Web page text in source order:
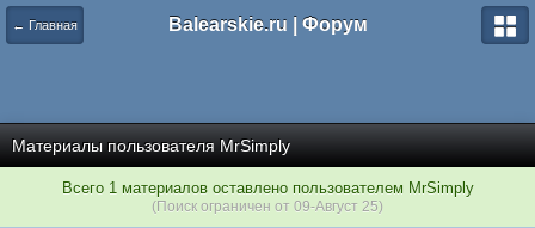
← Главная Balearskie.ru | Форум
Материалы пользователя MrSimply
Всего 1 материалов оставлено пользователем MrSimply
(Поиск ограничен от 09-Август 25)